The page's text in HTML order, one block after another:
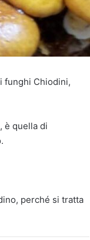
funghi Chiodini,
è quella di
perché si tratta